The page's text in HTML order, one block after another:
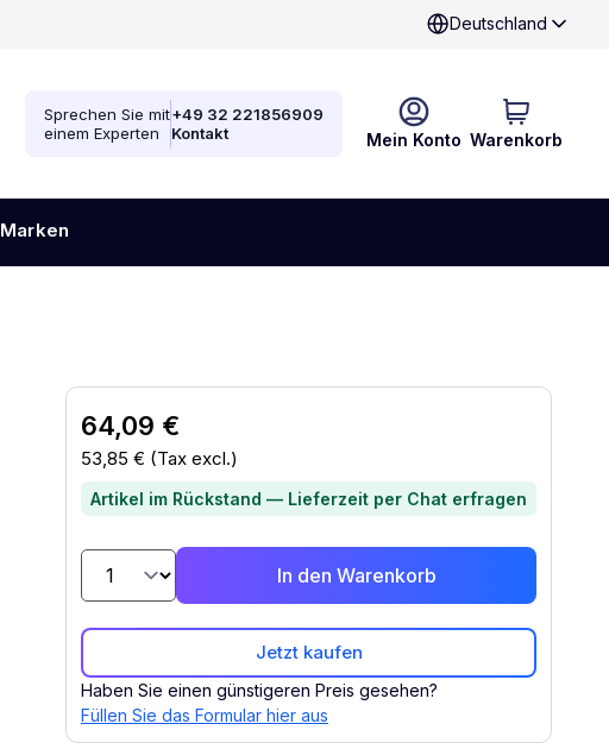
Deutschland
Mein Konto Warenkorb
Sprechen Sie mit
einem Experten
+49 32 221856909
Kontakt
Marken
64,09 €
53,85 € (Tax excl.)
Artikel im Rückstand — Lieferzeit per Chat erfragen
In den Warenkorb
Jetzt kaufen
Haben Sie einen günstigeren Preis gesehen?
Füllen Sie das Formular hier aus